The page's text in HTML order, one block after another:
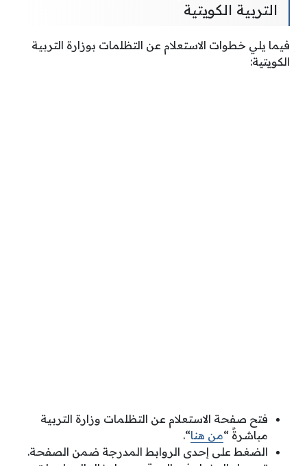
التربية الكويتية
فيما يلي خطوات الاستعلام عن التظلمات بوزارة التربية
الكويتية:
فتح صفحة الاستعلام عن التظلمات وزارة التربية
مباشرةً “من هنا“.
الضغط على إحدى الروابط المدرجة ضمن الصفحة.